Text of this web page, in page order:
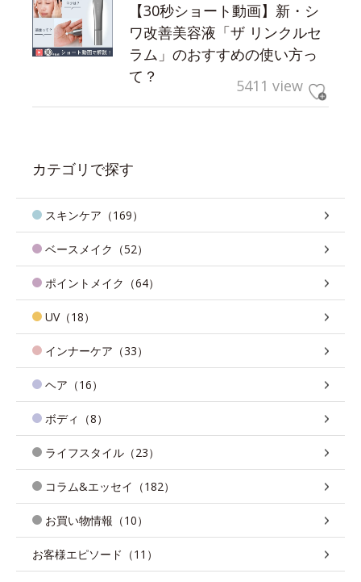
【30秒ショート動画】新・シ
ワ改善美容液「ザ リンクルセ
ラム」のおすすめの使い方っ
て？
5411 view
カテゴリで探す
スキンケア（169）
ベースメイク（52）
ポイントメイク（64）
UV（18）
インナーケア（33）
ヘア（16）
ボディ（8）
ライフスタイル（23）
コラム&エッセイ（182）
お買い物情報（10）
お客様エピソード（11）